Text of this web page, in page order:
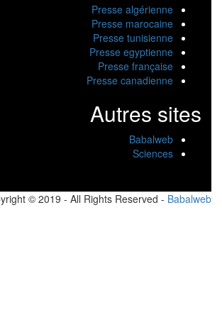
Presse algérienne
Presse marocaine
Presse tunisienne
Presse egyptienne
Presse française
Presse canadienne
Autres sites
Babalweb
Sciences
Copyright © 2019 - All Rights Reserved -